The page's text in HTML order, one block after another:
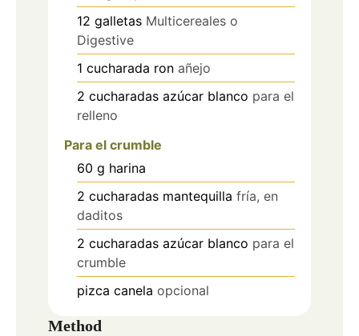
12 galletas Multicereales o
Digestive
1 cucharada ron añejo
2 cucharadas azúcar blanco para el
relleno
Para el crumble
60 g harina
2 cucharadas mantequilla fría, en
daditos
2 cucharadas azúcar blanco para el
crumble
pizca canela opcional
Method